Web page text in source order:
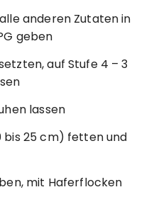
anderen Zutaten in
geben
auf Stufe 4 – 3
lassen
bis 25 cm) fetten und
mit Haferflocken